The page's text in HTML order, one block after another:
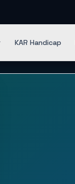
KAR Handicap